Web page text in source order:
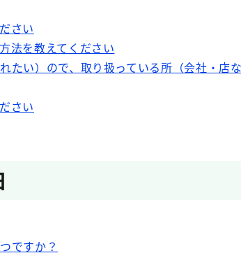
さい
法を教えてください
い）ので、取り扱っている所（会社・店
さい
ですか？